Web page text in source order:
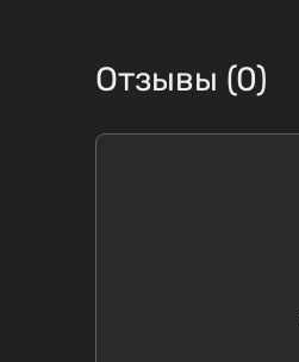
Отзывы (0)